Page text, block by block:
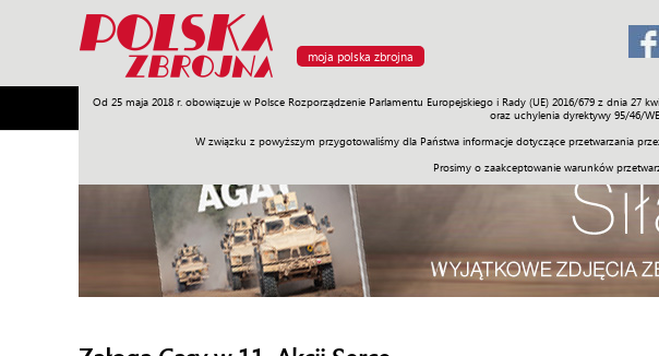
moja polska zbrojna
Od 25 maja 2018 r. obowiązuje w Polsce Rozporządzenie Parlamentu Europejskiego i Rady (UE) 2016/679 z dnia
oraz uchylenia dyrektywy 95/46/
W związku z powyższym przygotowaliśmy dla Państwa informacje dotyczące przetwarzania
Prosimy o zaakceptowanie warunków
Armia Poligon Sprzęt Misje Polityka Prawo Świat Społeczność